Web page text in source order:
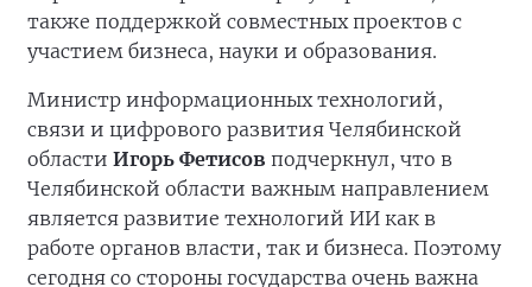
также поддержкой совместных проектов с
участием бизнеса, науки и образования.
Министр информационных технологий,
связи и цифрового развития Челябинской
области Игорь Фетисов подчеркнул, что в
Челябинской области важным направлением
является развитие технологий ИИ как в
работе органов власти, так и бизнеса. Поэтому
сегодня со стороны государства очень важна